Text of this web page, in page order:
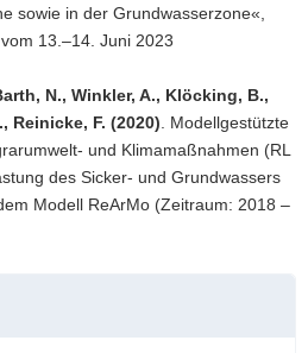
sowie in der Grundwasserzone«,
13.–14. Juni 2023
N., Winkler, A., Klöcking, B.,
Reinicke, F. (2020). Modellgestützte
und Klimamaßnahmen (RL
des Sicker- und Grundwassers
Modell ReArMo (Zeitraum: 2018 –